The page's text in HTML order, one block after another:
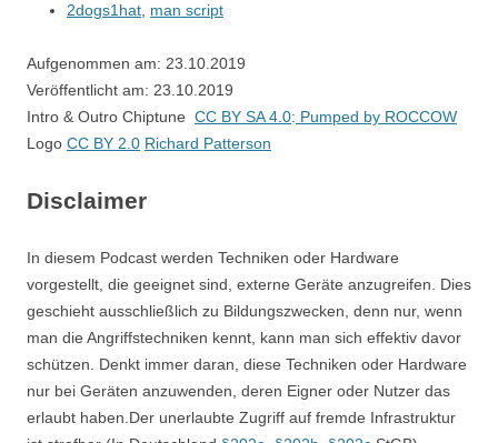
2dogs1hat man script
Aufgenommen am: 23.10.2019
Veröffentlicht am: 23.10.2019
Intro & Outro Chiptune CC BY SA 4.0: Pumped by ROCCOW
Logo CC BY 2.0 Richard Patterson
Disclaimer
In diesem Podcast werden Techniken oder Hardware
vorgestellt, die geeignet sind, externe Geräte anzugreifen. Dies
geschieht ausschließlich zu Bildungszwecken, denn nur, wenn
man die Angriffstechniken kennt, kann man sich effektiv davor
schützen. Denkt immer daran, diese Techniken oder Hardware
nur bei Geräten anzuwenden, deren Eigner oder Nutzer das
erlaubt haben.Der unerlaubte Zugriff auf fremde Infrastruktur